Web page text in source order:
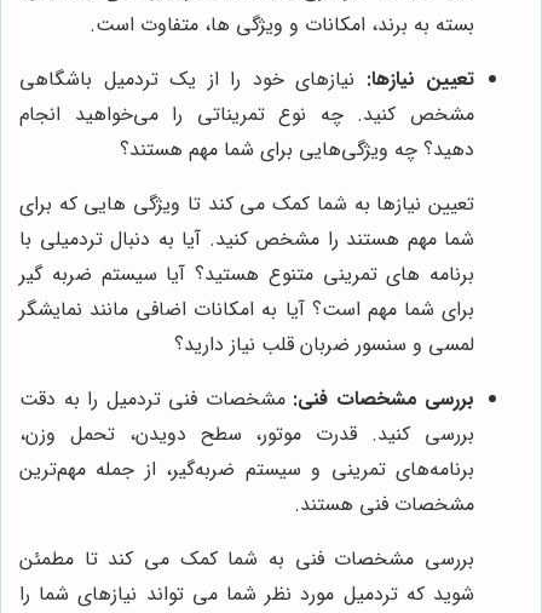
بسته به برند، امکانات و ویژگی ها، متفاوت است.
تعیین نیازها: نیازهای خود را از یک تردمیل باشگاهی
مشخص کنید. چه نوع تمریناتی را می‌خواهید انجام
دهید؟ چه ویژگی‌هایی برای شما مهم هستند؟
تعیین نیازها به شما کمک می کند تا ویژگی هایی که برای
شما مهم هستند را مشخص کنید. آیا به دنبال تردمیلی با
برنامه های تمرینی متنوع هستید؟ آیا سیستم ضربه گیر
برای شما مهم است؟ آیا به امکانات اضافی مانند نمایشگر
لمسی و سنسور ضربان قلب نیاز دارید؟
بررسی مشخصات فنی: مشخصات فنی تردمیل را به دقت
بررسی کنید. قدرت موتور، سطح دویدن، تحمل وزن،
برنامه‌های تمرینی و سیستم ضربه‌گیر، از جمله مهم‌ترین
مشخصات فنی هستند.
بررسی مشخصات فنی به شما کمک می کند تا مطمئن
شوید که تردمیل مورد نظر شما می تواند نیازهای شما را